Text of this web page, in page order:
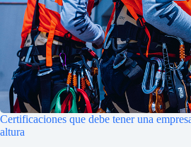
Certificaciones que debe tener una
altura